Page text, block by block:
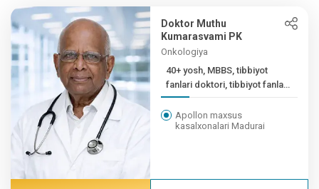
Doktor Muthu
Kumarasvami PK
Onkologiya
40+ yosh, MBBS, tibbiyot
fanlari doktori, tibbiyot fanlari
doktori (...
Apollon maxsus
kasalxonalari Madurai